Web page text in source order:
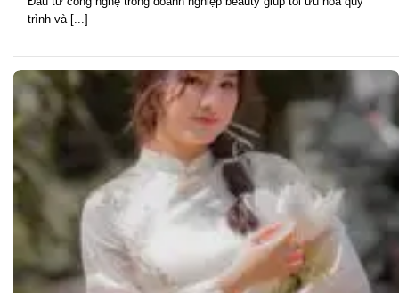
trình và [...]